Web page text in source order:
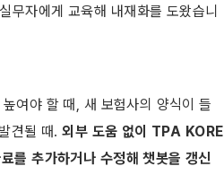
무자에게 교육해 내재화를 도왔습니
여야 할 때, 새 보험사의 양식이 들
견될 때. 외부 도움 없이 TPA KORE
를 추가하거나 수정해 챗봇을 갱신